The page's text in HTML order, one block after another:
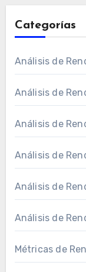
Categorías
Análisis de
Análisis de
Análisis de
Análisis de
Análisis de
Análisis de
Métricas de